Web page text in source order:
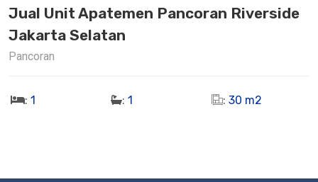
Jual Unit Apatemen Pancoran Riverside
Jakarta Selatan
Pancoran
: 1 :1 : 30 m2